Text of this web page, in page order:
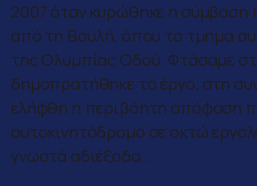
2007 όταν κυρώθηκε η
από τη Βουλή, όπου το τμήμα
της Ολυμπίας Οδού. Φτάσαμε
δημοπρατήθηκε το έργο, στη
ελήφθη η περιβόητη απόφαση
αυτοκινητόδρομο σε οκτώ
γνωστά αδιέξοδα…